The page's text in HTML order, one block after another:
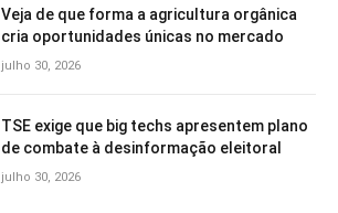
Veja de que forma a agricultura orgânica
cria oportunidades únicas no mercado
julho 30, 2026
TSE exige que big techs apresentem plano
de combate à desinformação eleitoral
julho 30, 2026